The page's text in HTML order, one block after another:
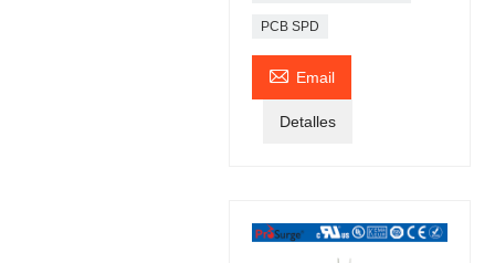
PCB SPD
 Email
Detalles